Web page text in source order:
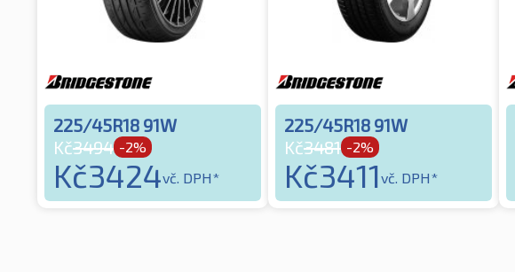
225/45R18 91W
Kč3494 -2%
Kč3424vč. DPH*
225/45R18 91W
Kč3481 -2%
Kč3411vč. DPH*